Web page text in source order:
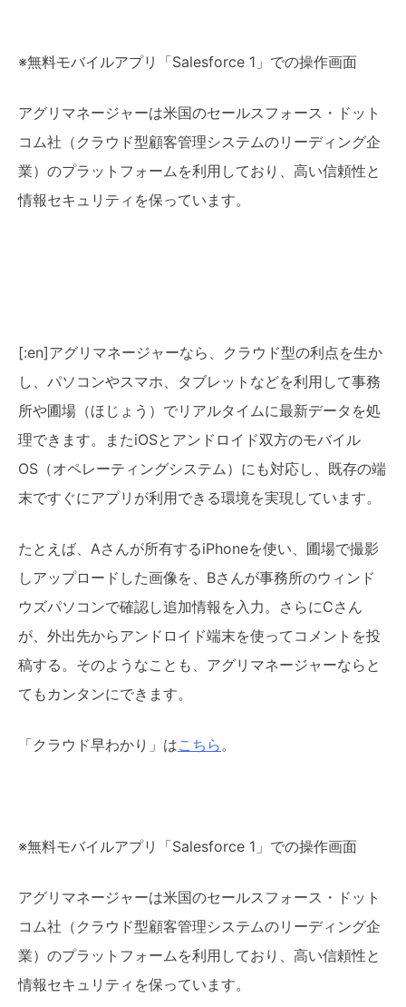
※無料モバイルアプリ「Salesforce 1」での操作画面
アグリマネージャーは米国のセールスフォース・ドット
コム社（クラウド型顧客管理システムのリーディング企
業）のプラットフォームを利用しており、高い信頼性と
情報セキュリティを保っています。
[:en]アグリマネージャーなら、クラウド型の利点を生か
し、パソコンやスマホ、タブレットなどを利用して事務
所や圃場（ほじょう）でリアルタイムに最新データを処
理できます。またiOSとアンドロイド双方のモバイル
OS（オペレーティングシステム）にも対応し、既存の端
末ですぐにアプリが利用できる環境を実現しています。
たとえば、Aさんが所有するiPhoneを使い、圃場で撮影
しアップロードした画像を、Bさんが事務所のウィンド
ウズパソコンで確認し追加情報を入力。さらにCさん
が、外出先からアンドロイド端末を使ってコメントを投
稿する。そのようなことも、アグリマネージャーならと
てもカンタンにできます。
「クラウド早わかり」はこちら 。
※無料モバイルアプリ「Salesforce 1」での操作画面
アグリマネージャーは米国のセールスフォース・ドット
コム社（クラウド型顧客管理システムのリーディング企
業）のプラットフォームを利用しており、高い信頼性と
情報セキュリティを保っています。